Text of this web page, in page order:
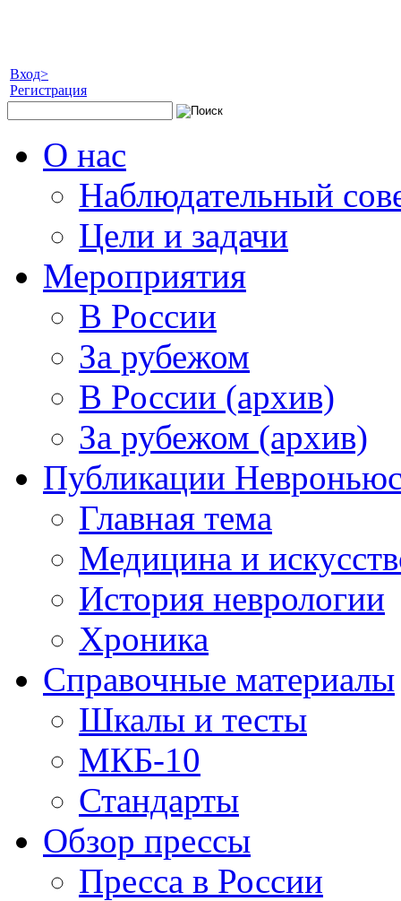
Вход>
Регистрация
О нас
Наблюдательный
Цели и задачи
Мероприятия
В России
За рубежом
В России (архив)
За рубежом (архив)
Публикации
Главная тема
Медицина и
История неврологии
Хроника
Справочные материалы
Шкалы и тесты
МКБ-10
Стандарты
Обзор прессы
Пресса в России